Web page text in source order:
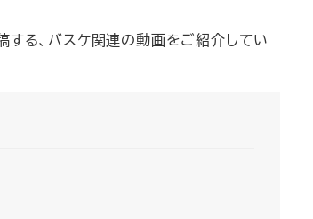
る、バスケ関連の動画をご紹介してい